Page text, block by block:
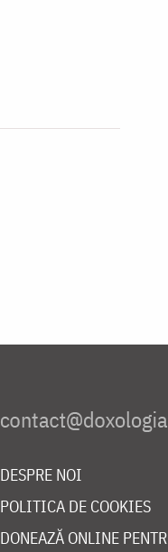
DESPRE NOI
POLITICA DE COOKIES
DONEAZĂ ONLINE